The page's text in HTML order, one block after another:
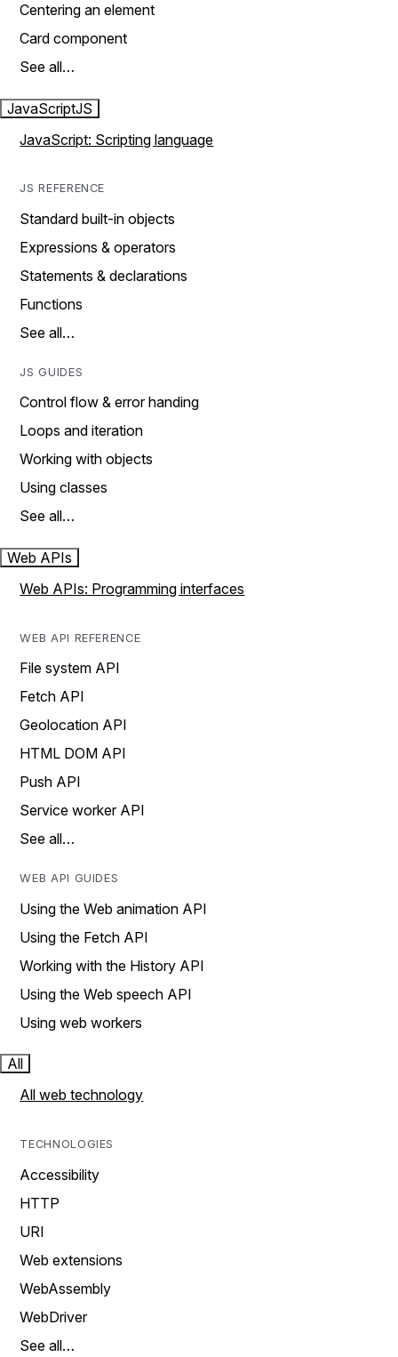
Centering an element
Card component
See all…
JavaScriptJS
JavaScript: Scripting language
JS REFERENCE
Standard built-in objects
Expressions & operators
Statements & declarations
Functions
See all…
JS GUIDES
Control flow & error handing
Loops and iteration
Working with objects
Using classes
See all…
Web APIs
Web APIs: Programming interfaces
WEB API REFERENCE
File system API
Fetch API
Geolocation API
HTML DOM API
Push API
Service worker API
See all…
WEB API GUIDES
Using the Web animation API
Using the Fetch API
Working with the History API
Using the Web speech API
Using web workers
All
All web technology
TECHNOLOGIES
Accessibility
HTTP
URI
Web extensions
WebAssembly
WebDriver
See all…